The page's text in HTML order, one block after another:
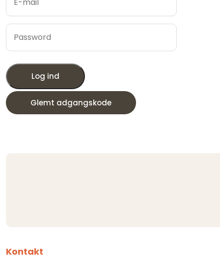
Log ind
Glemt adgangskode
Kontakt